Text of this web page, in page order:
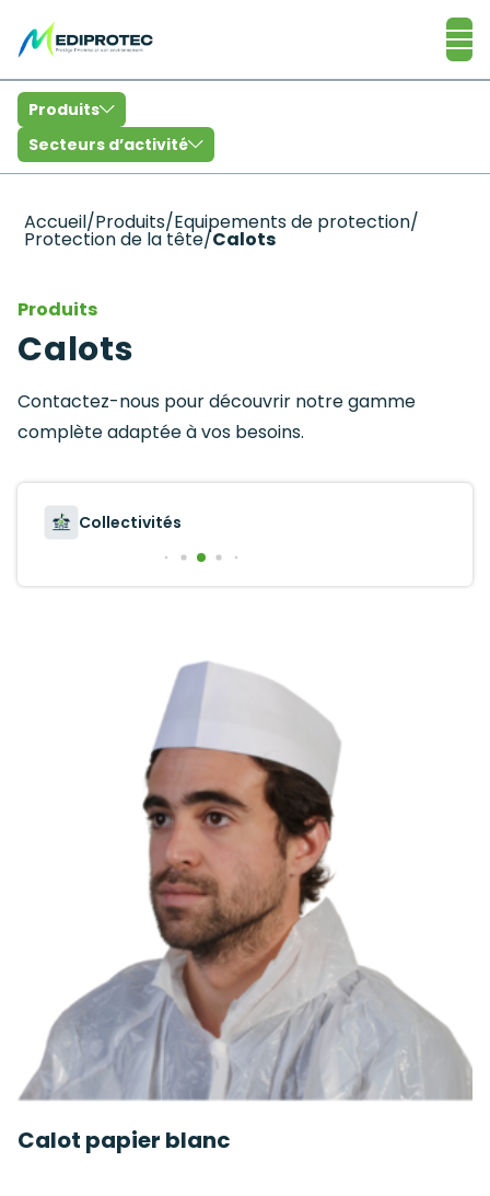
Secteurs d’activité
Produits
Accueil/Produits/Equipements de protection/
Protection de la tête/Calots
Produits
Calots
Contactez-nous pour découvrir notre gamme
complète adaptée à vos besoins.
Collectivités
Calot papier blanc